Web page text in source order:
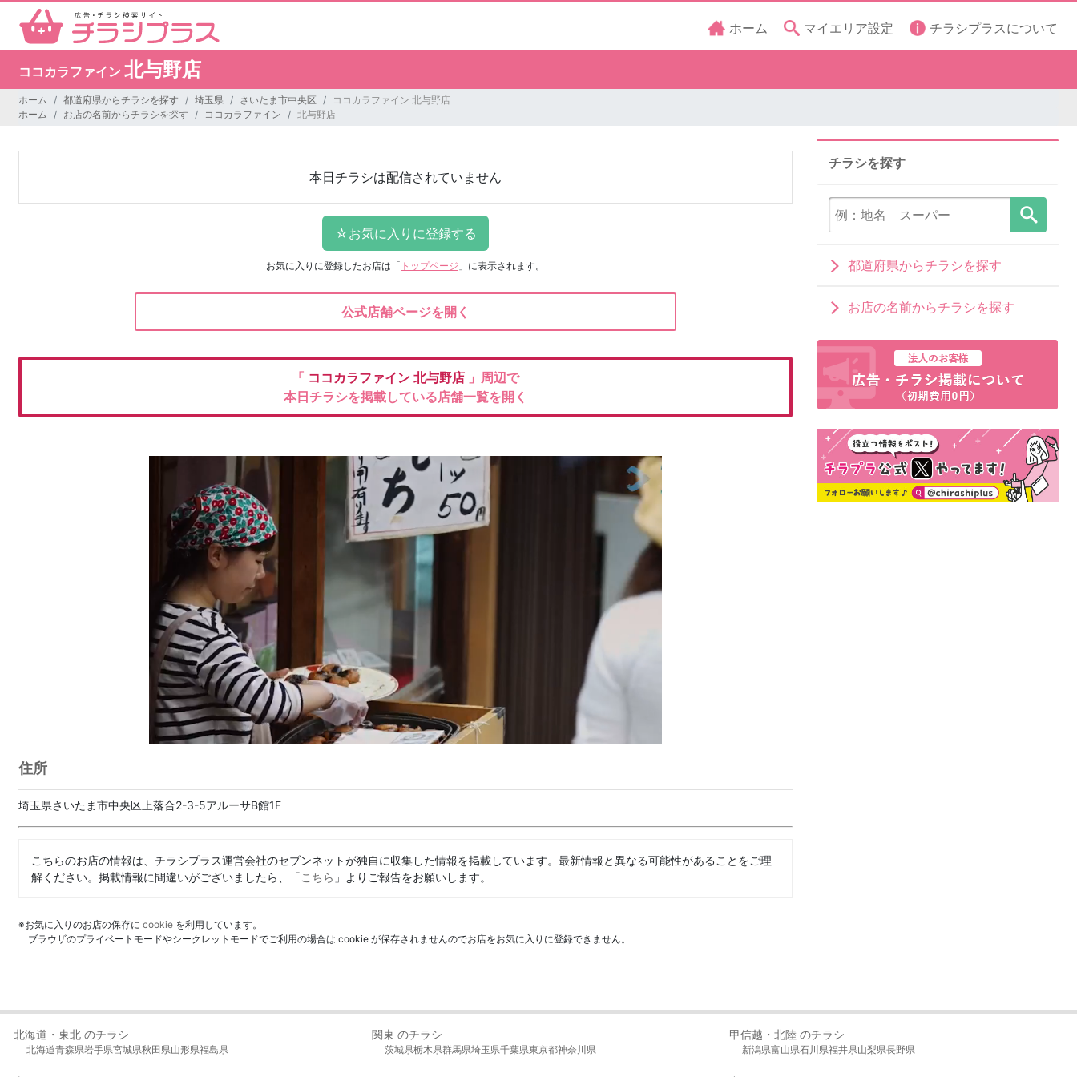
ホーム マイエリア設定 チラシプラスについて
ココカラファイン 北与野店
ホーム 都道府県からチラシを探す 埼玉県 さいたま市中央区
ココカラファイン 北与野店
ホーム
お店の名前からチラシを探す ココカラファイン 北与野店
本日チラシは配信されていません
お気に入りに登録したお店は 「 トップページ 」に表示されます。
公式店舗ページを開く
「 ココカラファイン 北与野店 」周辺で
本日チラシを掲載している店舗一覧を開く
住所
埼玉県さいたま市中央区上落合2-3-5アルーサB館1F
こちらのお店の情報は、チラシプラス運営会社のセブンネットが独自に収集した情報を掲載しています。最新情報と異なる可能性があることをご理
解ください。掲載情報に間違いがございましたら、「こちら 」よりご報告をお願いします。
※お気に入りのお店の保存に cookie を利用しています。
ブラウザのプライベートモードやシークレットモードでご利用の場合は cookie が保存されませんのでお店をお気に入りに登録できません。
チラシを探す
都道府県からチラシを探す
お店の名前からチラシを探す
北海道・東北 のチラシ
北海道青森県岩手県宮城県秋田県山形県福島県
関東 のチラシ
茨城県栃木県群馬県埼玉県千葉県東京都神奈川県
甲信越・北陸 のチラシ
新潟県富山県石川県福井県山梨県長野県